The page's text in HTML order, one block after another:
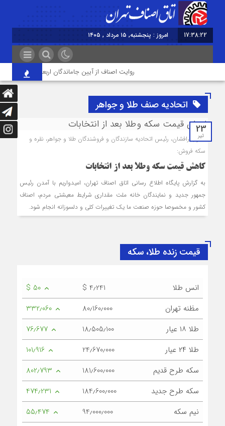
17:38:22 امروز : پنجشنبه, ۱۵ مرداد , ۱۴۰۵
روایت اصناف از آیین جاماندگان اربعین در تهران؛ از
اتحادیه صنف طلا و جواهر
23
تیر
نادر بذرافشان، رئیس اتحادیه سازندگان و فروشندگان طلا و جواهر، نقره و
سکه فروش:
کاهش قیمت سکه وطلا بعد از انتخابات
به گزارش پایگاه اطلاع رسانی اتاق اصناف تهران، امیدواریم با آمدن رئیس
جمهور جدید و نمایندگان خانه ملت مقداری شرایط معیشتی مردم، اصناف
کشور و مخصوصا حوزه صنعت ما یک تغییرات کلی و دلسوزانه انجام شود.
قیمت زنده طلا، سکه
انس طلا $ 4٫241
$ 50
مظنه تهران
80٫160٫000
332٫060
طلا ۱۸ عیار
18٫505٫100
76٫677
طلا ۲۴ عیار
24٫670٫000
101٫916
سکه طرح قدیم
181٫600٫000
802٫793
سکه طرح جدید
184٫600٫000
474٫231
نیم سکه
94٫000٫000
55٫474